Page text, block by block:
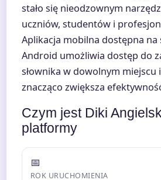
stało się nieodzownym
uczniów, studentów i
Aplikacja mobilna dostępna na
Android umożliwia dostęp do
słownika w dowolnym miejscu
znacząco zwiększa
Czym jest Diki
platformy
📅
ROK URUCHOMIENIA